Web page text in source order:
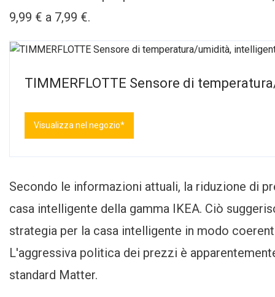
9,99 € a 7,99 €.
TIMMERFLOTTE Sensore di
Visualizza nel negozio*
Secondo le informazioni attuali, la riduzione di
casa intelligente della gamma IKEA. Ciò
strategia per la casa intelligente in modo
L'aggressiva politica dei prezzi è
standard Matter.